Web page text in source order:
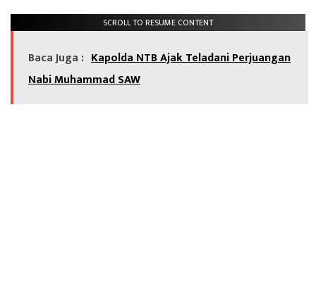
SCROLL TO RESUME CONTENT
Baca Juga : Kapolda NTB Ajak Teladani Perjuangan
Nabi Muhammad SAW